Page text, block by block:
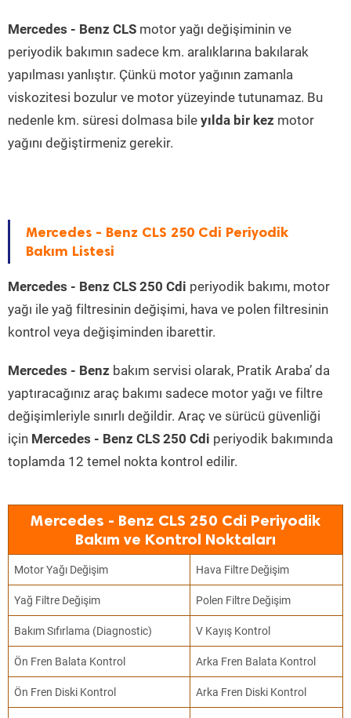
Mercedes - Benz CLS motor yağı değişiminin ve
periyodik bakımın sadece km. aralıklarına bakılarak
yapılması yanlıştır. Çünkü motor yağının zamanla
viskozitesi bozulur ve motor yüzeyinde tutunamaz. Bu
nedenle km. süresi dolmasa bile yılda bir kez motor
yağını değiştirmeniz gerekir.
Mercedes - Benz CLS 250 Cdi Periyodik
Bakım Listesi
Mercedes - Benz CLS 250 Cdi periyodik bakımı, motor
yağı ile yağ filtresinin değişimi, hava ve polen filtresinin
kontrol veya değişiminden ibarettir.
Mercedes - Benz bakım servisi olarak, Pratik Araba’ da
yaptıracağınız araç bakımı sadece motor yağı ve filtre
değişimleriyle sınırlı değildir. Araç ve sürücü güvenliği
için Mercedes - Benz CLS 250 Cdi periyodik bakımında
toplamda 12 temel nokta kontrol edilir.
Mercedes - Benz CLS 250 Cdi Periyodik
Bakım ve Kontrol Noktaları
Motor Yağı Değişim Hava Filtre Değişim
Yağ Filtre Değişim Polen Filtre Değişim
Bakım Sıfırlama (Diagnostic) V Kayış Kontrol
Ön Fren Balata Kontrol Arka Fren Balata Kontrol
Ön Fren Diski Kontrol Arka Fren Diski Kontrol